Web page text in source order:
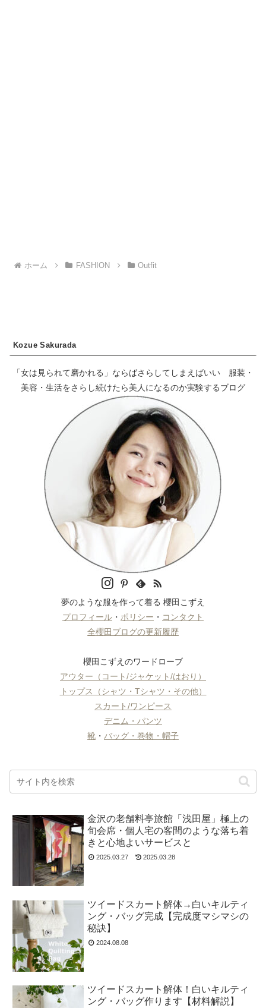
ホーム FASHION Outfit
Kozue Sakurada
「女は見られて磨かれる」ならばさらしてしまえばいい 服装・
美容・生活をさらし続けたら美人になるのか実験するブログ
夢のような服を作って着る 櫻田こずえ
プロフィール ・ ポリシー ・ コンタクト
全櫻田ブログの更新履歴
櫻田こずえのワードローブ
アウター（コート/ジャケット/はおり）
トップス（シャツ・Tシャツ・その他）
スカート/ワンピース
デニム・パンツ
靴 ・ バッグ・巻物・帽子
金沢の老舗料亭旅館「浅田屋」極上の
旬会席・個人宅の客間のような落ち着
きと心地よいサービスと
2025.03.27 2025.03.28
ツイードスカート解体→白いキルティ
ング・バッグ完成【完成度マシマシの
秘訣】
2024.08.08
ツイードスカート解体！白いキルティ
ング・バッグ作ります【材料解説】